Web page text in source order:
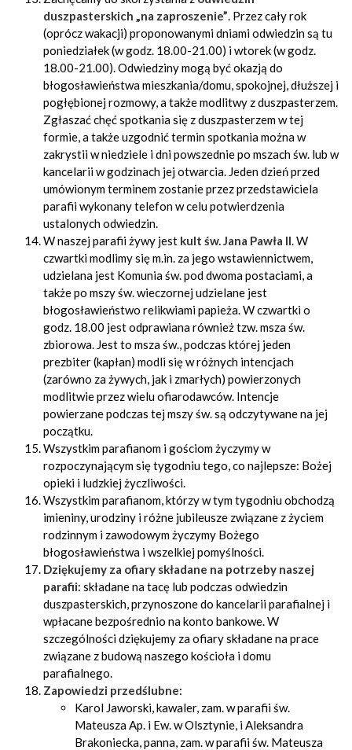
duszpasterskich „na zaproszenie”. Przez cały rok
(oprócz wakacji) proponowanymi dniami odwiedzin są tu
poniedziałek (w godz. 18.00-21.00) i wtorek (w godz.
18.00-21.00). Odwiedziny mogą być okazją do
błogosławieństwa mieszkania/domu, spokojnej, dłuższej i
pogłębionej rozmowy, a także modlitwy z duszpasterzem.
Zgłaszać chęć spotkania się z duszpasterzem w tej
formie, a także uzgodnić termin spotkania można w
zakrystii w niedziele i dni powszednie po mszach św. lub w
kancelarii w godzinach jej otwarcia. Jeden dzień przed
umówionym terminem zostanie przez przedstawiciela
parafii wykonany telefon w celu potwierdzenia
ustalonych odwiedzin.
W naszej parafii żywy jest kult św. Jana Pawła II. W
czwartki modlimy się m.in. za jego wstawiennictwem,
udzielana jest Komunia św. pod dwoma postaciami, a
także po mszy św. wieczornej udzielane jest
błogosławieństwo relikwiami papieża. W czwartki o
godz. 18.00 jest odprawiana również tzw. msza św.
zbiorowa. Jest to msza św., podczas której jeden
prezbiter (kapłan) modli się w różnych intencjach
(zarówno za żywych, jak i zmarłych) powierzonych
modlitwie przez wielu ofiarodawców. Intencje
powierzane podczas tej mszy św. są odczytywane na jej
początku.
Wszystkim parafianom i gościom życzymy w
rozpoczynającym się tygodniu tego, co najlepsze: Bożej
opieki i ludzkiej życzliwości.
Wszystkim parafianom, którzy w tym tygodniu obchodzą
imieniny, urodziny i różne jubileusze związane z życiem
rodzinnym i zawodowym życzymy Bożego
błogosławieństwa i wszelkiej pomyślności.
Dziękujemy za ofiary składane na potrzeby naszej
parafii: składane na tacę lub podczas odwiedzin
duszpasterskich, przynoszone do kancelarii parafialnej i
wpłacane bezpośrednio na konto bankowe. W
szczególności dziękujemy za ofiary składane na prace
związane z budową naszego kościoła i domu
parafialnego.
Zapowiedzi przedślubne:
Karol Jaworski, kawaler, zam. w parafii św.
Mateusza Ap. i Ew. w Olsztynie, i Aleksandra
Brakoniecka, panna, zam. w parafii św. Mateusza